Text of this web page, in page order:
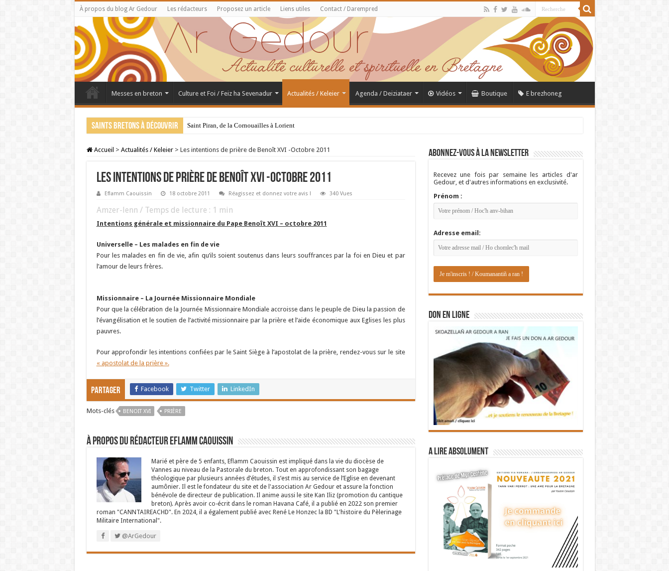
À propos du blog Ar Gedour Les rédacteurs Proposez un article Liens utiles Contact / Darempred
Messes en breton Culture et Foi / Feiz ha Sevenadur Actualités / Keleier Agenda / Deiziataer Vidéos Boutique E brezhoneg
Saints bretons à découvrir Saint Piran, de la Cornouailles à Lorient
Accueil > Actualités / Keleier > Les intentions de prière de Benoît XVI -Octobre 2011
Les intentions de prière de Benoît XVI -Octobre 2011
Eflamm Caouissin 18 octobre 2011 Réagissez et donnez votre avis ! 340 Vues
Amzer-lenn / Temps de lecture : 1 min
Intentions générale et missionnaire du Pape Benoît XVI – octobre 2011
Universelle – Les malades en fin de vie
Pour les malades en fin de vie, afin qu’ils soient soutenus dans leurs souffrances par la foi en Dieu et par
l’amour de leurs frères.
Missionnaire – La Journée Missionnaire Mondiale
Pour que la célébration de la Journée Missionnaire Mondiale accroisse dans le peuple de Dieu la passion de
l’évangélisation et le soutien de l’activité missionnaire par la prière et l’aide économique aux Eglises les plus
pauvres.
Pour approfondir les intentions confiées par le Saint Siège à l’apostolat de la prière, rendez-vous sur le site
« apostolat de la prière ».
Partager Facebook Twitter LinkedIn
Mots-clés BENOIT XVI PRIÈRE
À propos du rédacteur Eflamm Caouissin
Marié et père de 5 enfants, Eflamm Caouissin est impliqué dans la vie du diocèse de
Vannes au niveau de la Pastorale du breton. Tout en approfondissant son bagage
théologique par plusieurs années d’études, il s’est mis au service de l’Eglise en devenant
aumônier. Il est le fondateur du site et de l'association Ar Gedour et assure la fonction
bénévole de directeur de publication. Il anime aussi le site Kan Iliz (promotion du cantique
breton). Après avoir co-écrit dans le roman Havana Café, il a publié en 2022 son premier
roman "CANNTAIREACHD". En 2024, il a également publié avec René Le Honzec la BD "L'histoire du Pèlerinage
Militaire International".
@ArGedour
Abonnez-vous à la newsletter
Recevez une fois par semaine les articles d'ar
Gedour, et d'autres informations en exclusivité.
Prénom :
Adresse email:
DON EN LIGNE
A lire absolument